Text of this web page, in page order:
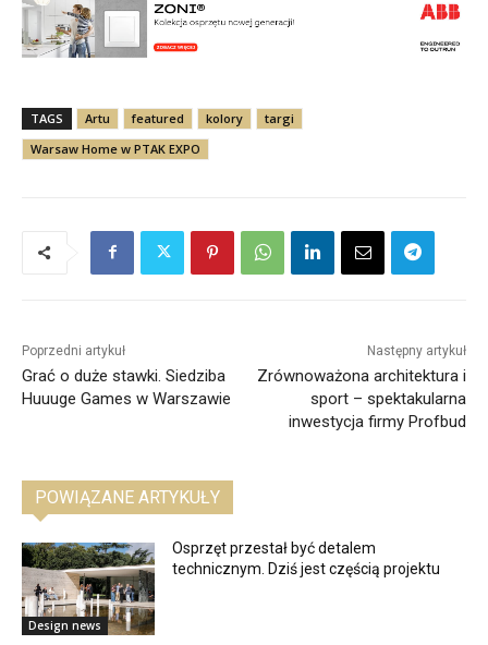
TAGS Artu featured kolory
targi
Warsaw Home w PTAK EXPO
Poprzedni artykuł
Grać o duże stawki. Siedziba
Huuuge Games w Warszawie
Następny artykuł
Zrównoważona architektura i
sport – spektakularna
inwestycja firmy Profbud
POWIĄZANE ARTYKUŁY
Design news
Osprzęt przestał być detalem
technicznym. Dziś jest częścią projektu